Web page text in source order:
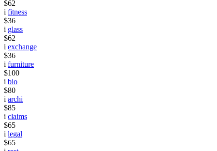
$62
i fitness
$36
i glass
$62
i exchange
$36
i furniture
$100
i bio
$80
i archi
$85
i claims
$65
i legal
$65